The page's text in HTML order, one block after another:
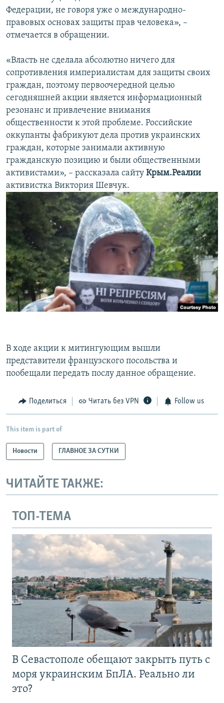
Федерации, не говоря уже о международно-
правовых основах защиты прав человека», –
отмечается в обращении.
«Власть не сделала абсолютно ничего для
сопротивления империалистам для защиты своих
граждан, поэтому первоочередной целью
сегодняшней акции является информационный
резонанс и привлечение внимания
общественности к этой проблеме. Российские
оккупанты фабрикуют дела против украинских
граждан, которые занимали активную
гражданскую позицию и были общественными
активистами», – рассказала сайту Крым.Реалии
активистка Виктория Шевчук.
В ходе акции к митингующим вышли
представители французского посольства и
пообещали передать послу данное обращение.
Поделиться Читать без VPN Follow us
This item is part of
Новости ГЛАВНОЕ ЗА СУТКИ
ЧИТАЙТЕ ТАКЖЕ:
ТОП-ТЕМА
В Севастополе обещают закрыть путь с
моря украинским БпЛА. Реально ли
это?